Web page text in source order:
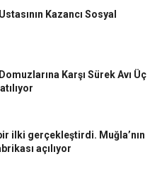
Kazancı Sosyal
Karşı Sürek Avı Üç
ilki gerçekleştirdi. Muğla’nın
açılıyor